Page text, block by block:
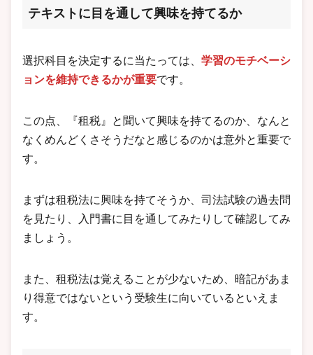
テキストに目を通して興味を持てるか
選択科目を決定するに当たっては、 学習のモチベーシ
ョンを維持できるかが重要です。
この点、『租税』と聞いて興味を持てるのか、なんと
なくめんどくさそうだなと感じるのかは意外と重要で
す。
まずは租税法に興味を持てそうか、司法試験の過去問
を見たり、入門書に目を通してみたりして確認してみ
ましょう。
また、租税法は覚えることが少ないため、暗記があま
り得意ではないという受験生に向いているといえま
す。